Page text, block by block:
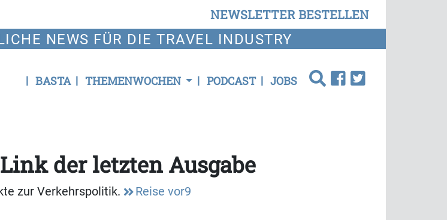
NEWSLETTER BESTELLEN
NEWS FÜR DIE TRAVEL INDUSTRY
BASTA THEMENWOCHEN PODCAST JOBS
der letzten Ausgabe
zur Verkehrspolitik. Reise vor9